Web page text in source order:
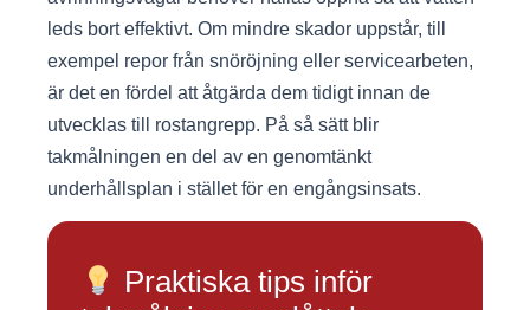
leds bort effektivt. Om mindre skador uppstår, till
exempel repor från snöröjning eller servicearbeten,
är det en fördel att åtgärda dem tidigt innan de
utvecklas till rostangrepp. På så sätt blir
takmålningen en del av en genomtänkt
underhållsplan i stället för en engångsinsats.
Praktiska tips inför